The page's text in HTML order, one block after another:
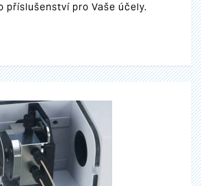
příslušenství pro Vaše účely.